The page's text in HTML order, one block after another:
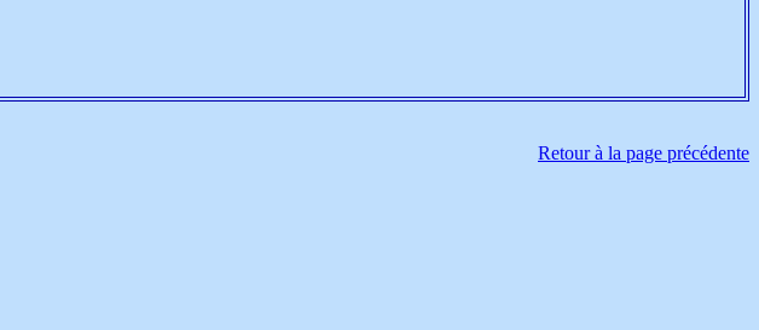
Retour à la page précédente